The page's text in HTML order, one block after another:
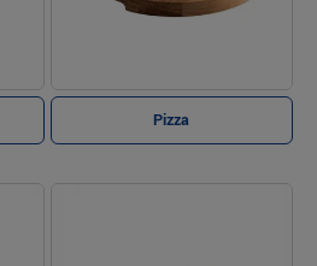
Pizza